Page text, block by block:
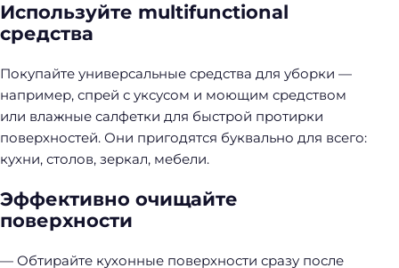
Используйте multifunctional
средства
Покупайте универсальные средства для уборки —
например, спрей с уксусом и моющим средством
или влажные салфетки для быстрой протирки
поверхностей. Они пригодятся буквально для всего:
кухни, столов, зеркал, мебели.
Эффективно очищайте
поверхности
— Обтирайте кухонные поверхности сразу после